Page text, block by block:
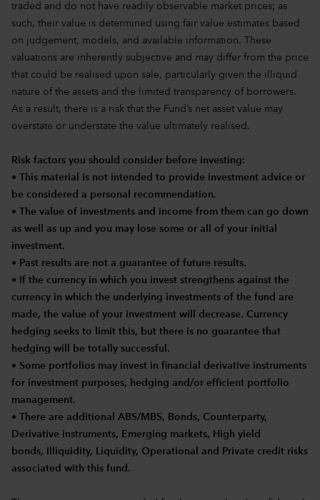
traded and do not have readily observable market prices; as
such, their value is determined using fair value estimates based
on judgement, models, and available information. These
valuations are inherently subjective and may differ from the price
that could be realised upon sale, particularly given the illiquid
nature of the assets and the limited transparency of borrowers.
As a result, there is a risk that the Fund’s net asset value may
overstate or understate the value ultimately realised.
Risk factors you should consider before investing:
• This material is not intended to provide investment advice or
be considered a personal recommendation.
• The value of investments and income from them can go down
as well as up and you may lose some or all of your initial
investment.
• Past results are not a guarantee of future results.
• If the currency in which you invest strengthens against the
currency in which the underlying investments of the fund are
made, the value of your investment will decrease. Currency
hedging seeks to limit this, but there is no guarantee that
hedging will be totally successful.
• Some portfolios may invest in financial derivative instruments
for investment purposes, hedging and/or efficient portfolio
management.
• There are additional ABS/MBS, Bonds, Counterparty,
Derivative instruments, Emerging markets, High yield
bonds, Illiquidity, Liquidity, Operational and Private credit risks
associated with this fund.